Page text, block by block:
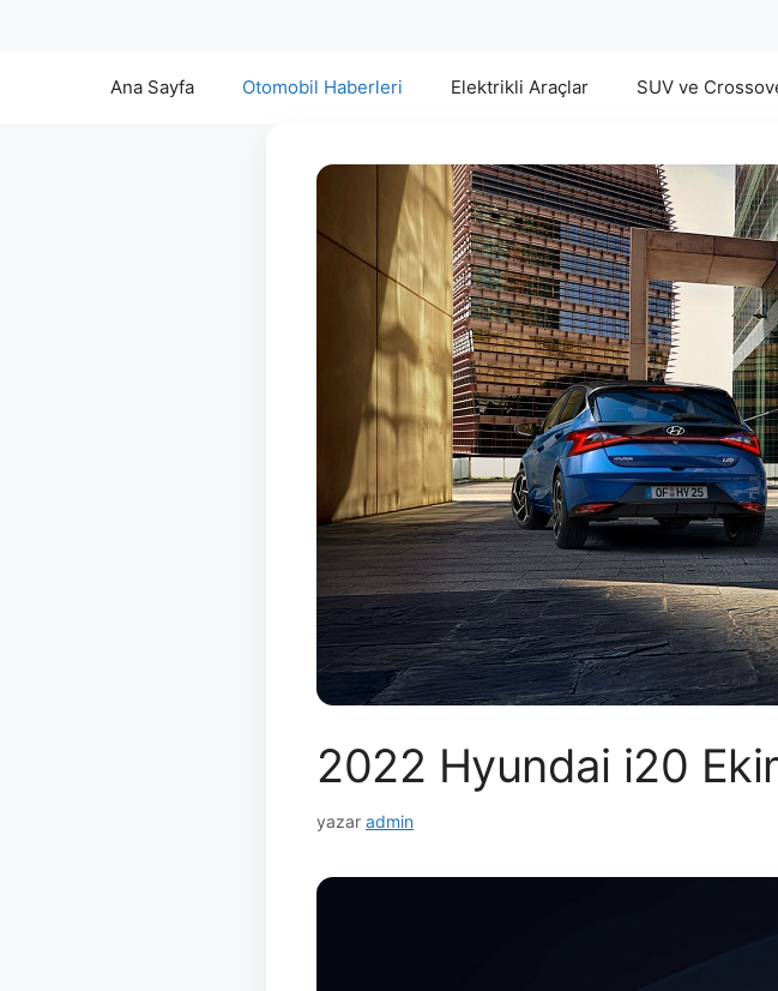
Ana Sayfa Otomobil Haberleri Elektrikli Araçlar SUV ve
2022 Hyundai i20
yazar admin